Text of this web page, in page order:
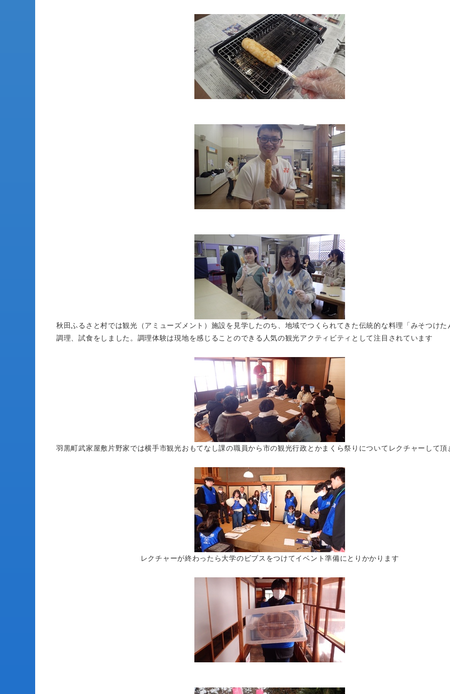
秋田ふるさと村では観光（アミューズメント）施設を見学したのち、地域でつくられてきた伝統的な料理「みそつけた
調理、試食をしました。調理体験は現地を感じることのできる人気の観光アクティビティとして注目されています
羽黒町武家屋敷片野家では横手市観光おもてなし課の職員から市の観光行政とかまくら祭りについてレクチャーして頂
レクチャーが終わったら大学のビブスをつけてイベント準備にとりかかります